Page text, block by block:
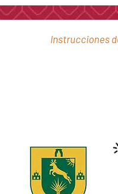
Instrucciones